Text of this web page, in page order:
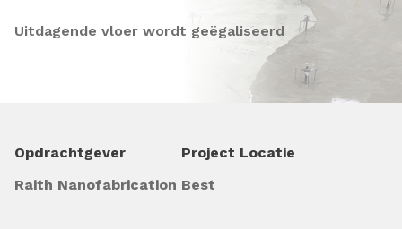
Uitdagende vloer wordt geëgaliseerd
Opdrachtgever
Raith Nanofabrication
Project Locatie
Best